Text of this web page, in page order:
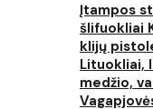
Įtampos
šlifuokliai
klijų
Lituokliai,
medžio,